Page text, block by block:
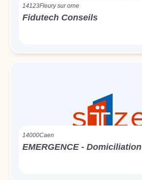
14123Fleury sur orne
Fidutech Conseils
14000Caen
EMERGENCE - Domiciliation